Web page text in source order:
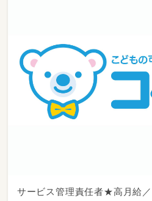
サービス管理責任者★高月給